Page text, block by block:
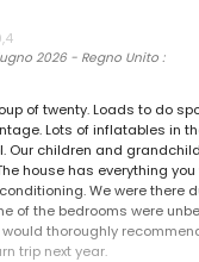
2026 - Regno Unito :
of twenty. Loads to do
Lots of inflatables in
Our children and
house has everything
We were there
of the bedrooms were
thoroughly
trip next year.